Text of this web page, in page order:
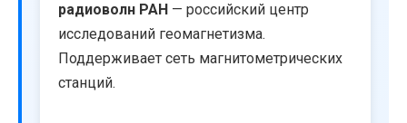
радиоволн РАН — российский центр
исследований геомагнетизма.
Поддерживает сеть магнитометрических
станций.